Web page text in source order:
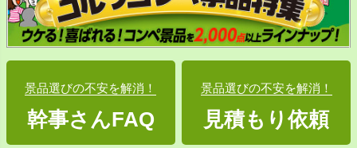
景品選びの不安を解消！
幹事さんFAQ
景品選びの不安を解消！
見積もり依頼